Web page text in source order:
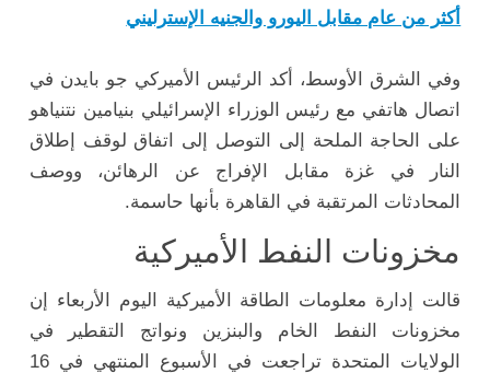
أكثر من عام مقابل اليورو والجنيه الإسترليني
وفي الشرق الأوسط، أكد الرئيس الأميركي جو بايدن في
اتصال هاتفي مع رئيس الوزراء الإسرائيلي بنيامين نتنياهو
على الحاجة الملحة إلى التوصل إلى اتفاق لوقف إطلاق
النار في غزة مقابل الإفراج عن الرهائن، ووصف
المحادثات المرتقبة في القاهرة بأنها حاسمة.
مخزونات النفط الأميركية
قالت إدارة معلومات الطاقة الأميركية اليوم الأربعاء إن
مخزونات النفط الخام والبنزين ونواتج التقطير في
الولايات المتحدة تراجعت في الأسبوع المنتهي في 16